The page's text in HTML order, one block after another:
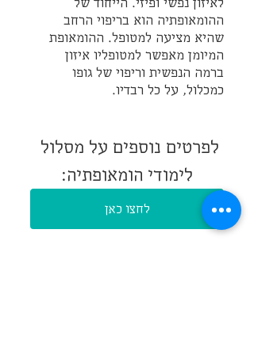
ההומאופתיה הוא בריפוי הרחב
שהיא מציעה למטופל. ההומאופת
המיומן מאפשר למטופליו איזון
ברמה הנפשית וריפוי של גופו
כמכלול, על כל רבדיו.
לפרטים נוספים על מסלול
לימודי הומאופתיה:
לחצו כאן